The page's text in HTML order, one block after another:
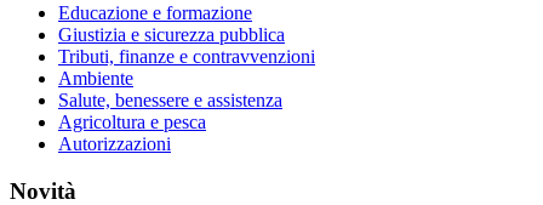
Educazione e formazione
Giustizia e sicurezza pubblica
Tributi, finanze e contravvenzioni
Ambiente
Salute, benessere e assistenza
Agricoltura e pesca
Autorizzazioni
Novità